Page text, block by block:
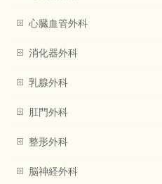
心臓血管外科
消化器外科
乳腺外科
肛門外科
整形外科
脳神経外科